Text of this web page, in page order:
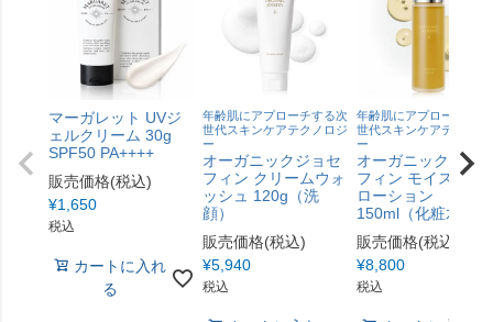
マーガレット UVジ
ェルクリーム 30g
SPF50 PA++++
販売価格(税込)
¥1,650
税込
カートに入れ
る
年齢肌にアプローチする次
世代スキンケアテクノロジ
ー
オーガニックジョセ
フィン クリームウォ
ッシュ 120g（洗
顔）
販売価格(税込)
¥5,940
税込
年齢肌にアプローチする
世代スキンケアテクノロ
ー
オーガニックジョ
フィン モイスチャ
ローション
150ml（化粧水）
販売価格(税込)
¥8,800
税込